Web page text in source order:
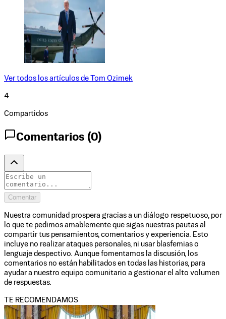
Ver todos los artículos de Tom Ozimek
4
Compartidos
Comentarios (0)
Comentar
Nuestra comunidad prospera gracias a un diálogo respetuoso, por
lo que te pedimos amablemente que sigas nuestras pautas al
compartir tus pensamientos, comentarios y experiencia. Esto
incluye no realizar ataques personales, ni usar blasfemias o
lenguaje despectivo. Aunque fomentamos la discusión, los
comentarios no están habilitados en todas las historias, para
ayudar a nuestro equipo comunitario a gestionar el alto volumen
de respuestas.
TE RECOMENDAMOS